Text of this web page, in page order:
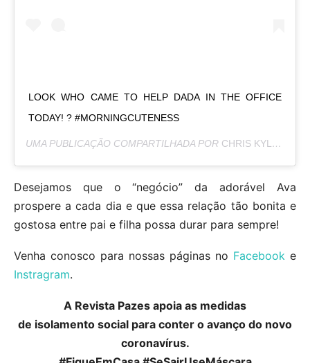
LOOK WHO CAME TO HELP DADA IN THE OFFICE
TODAY! ? #MORNINGCUTENESS
UMA PUBLICAÇÃO COMPARTILHADA POR CHRIS KYLE | HASHTAG PROPS
Desejamos que o “negócio” da adorável Ava
prospere a cada dia e que essa relação tão bonita e
gostosa entre pai e filha possa durar para sempre!
Venha conosco para nossas páginas no Facebook e
Instragram.
A Revista Pazes apoia as medidas
de isolamento social para conter o avanço do novo
coronavírus.